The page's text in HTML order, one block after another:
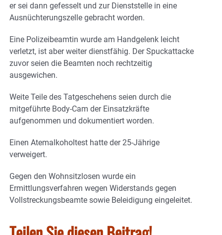
er sei dann gefesselt und zur Dienststelle in eine
Ausnüchterungszelle gebracht worden.
Eine Polizeibeamtin wurde am Handgelenk leicht
verletzt, ist aber weiter dienstfähig. Der Spuckattacke
zuvor seien die Beamten noch rechtzeitig
ausgewichen.
Weite Teile des Tatgeschehens seien durch die
mitgeführte Body-Cam der Einsatzkräfte
aufgenommen und dokumentiert worden.
Einen Atemalkoholtest hatte der 25-Jährige
verweigert.
Gegen den Wohnsitzlosen wurde ein
Ermittlungsverfahren wegen Widerstands gegen
Vollstreckungsbeamte sowie Beleidigung eingeleitet.